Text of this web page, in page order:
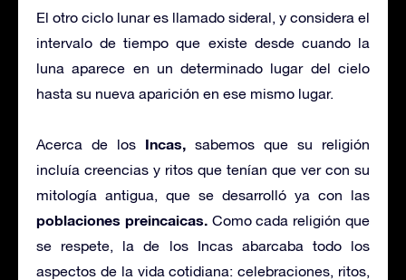
El otro ciclo lunar es llamado sideral, y considera el
intervalo de tiempo que existe desde cuando la
luna aparece en un determinado lugar del cielo
hasta su nueva aparición en ese mismo lugar.
Acerca de los Incas, sabemos que su religión
incluía creencias y ritos que tenían que ver con su
mitología antigua, que se desarrolló ya con las
poblaciones preincaicas.Como cada religión que
se respete, la de los Incas abarcaba todo los
aspectos de la vida cotidiana: celebraciones, ritos,